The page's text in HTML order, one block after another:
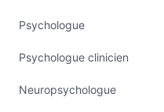
Psychologue
Psychologue clinicien
Neuropsychologue